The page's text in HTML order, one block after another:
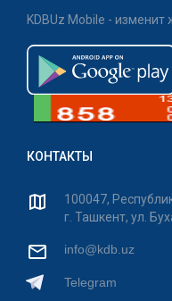
KDBUz Mobile -
КОНТАКТЫ
100047,
г. Ташкент, ул.
info@kdb.uz
Telegram